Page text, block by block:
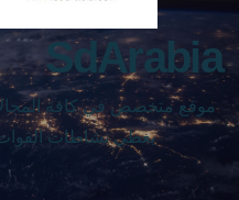
SdArabia
موقع متخصص في كافة
يغطي نشاطات القوات